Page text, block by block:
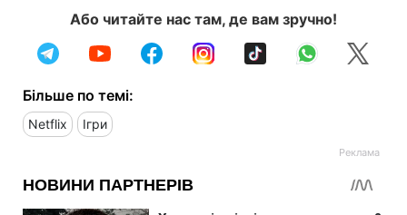
Або читайте нас там, де вам зручно!
Більше по темі:
Netflix Ігри